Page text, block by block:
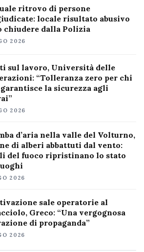
ritrovo di persone
locale risultato abusivo
chiudere dalla Polizia
2026
sul lavoro, Università delle
“Tolleranza zero per chi
la sicurezza agli
2026
d’aria nella valle del Volturno,
di alberi abbattuti dal vento:
del fuoco ripristinano lo stato
2026
sale operatorie al
Greco: “Una vergognosa
di propaganda”
2026